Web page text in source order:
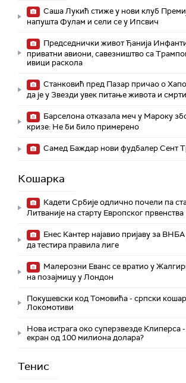
Саша Лукић стиже у нови клуб
напушта Фулам и сели се у Ипсвич
Председнички живот Ђанија
приватни авиони, савезништво са
ивици раскола
Станковић пред Пазар причао о
да је у Звезди увек питање живота и смрти
Барселона отказала меч у Мароку
кризе: Не би било примерено
Самед Баждар нови фудбалер Сент
Кошарка
Кадети Србије одлично почели па
Литваније на старту Европског првенства
Енес Кантер најавио пријаву за
да тестира правила лиге
Малерозни Еванс се вратио у
на позајмицу у Лондон
Покушевски код Томовића - српски
Локомотиви
Нова истрага око суперзвезде Клиперса
екран од 100 милиона долара?
Тенис